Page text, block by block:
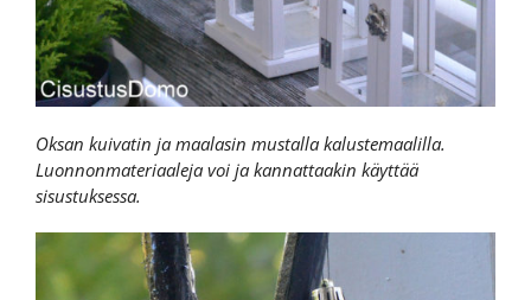
Oksan kuivatin ja maalasin mustalla kalustemaalilla.
Luonnonmateriaaleja voi ja kannattaakin käyttää
sisustuksessa.